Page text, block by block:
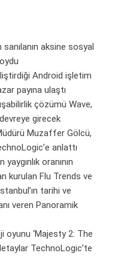
aksine sosyal
Android işletim
payına ulaştı
çözümü Wave,
girecek
Muzaffer Gölcü,
anlattı
oranının
kurulan Flu Trends ve
tarihi ve
veren Panoramik
oyunu ‘Majesty 2: The
TechnoLogic’te